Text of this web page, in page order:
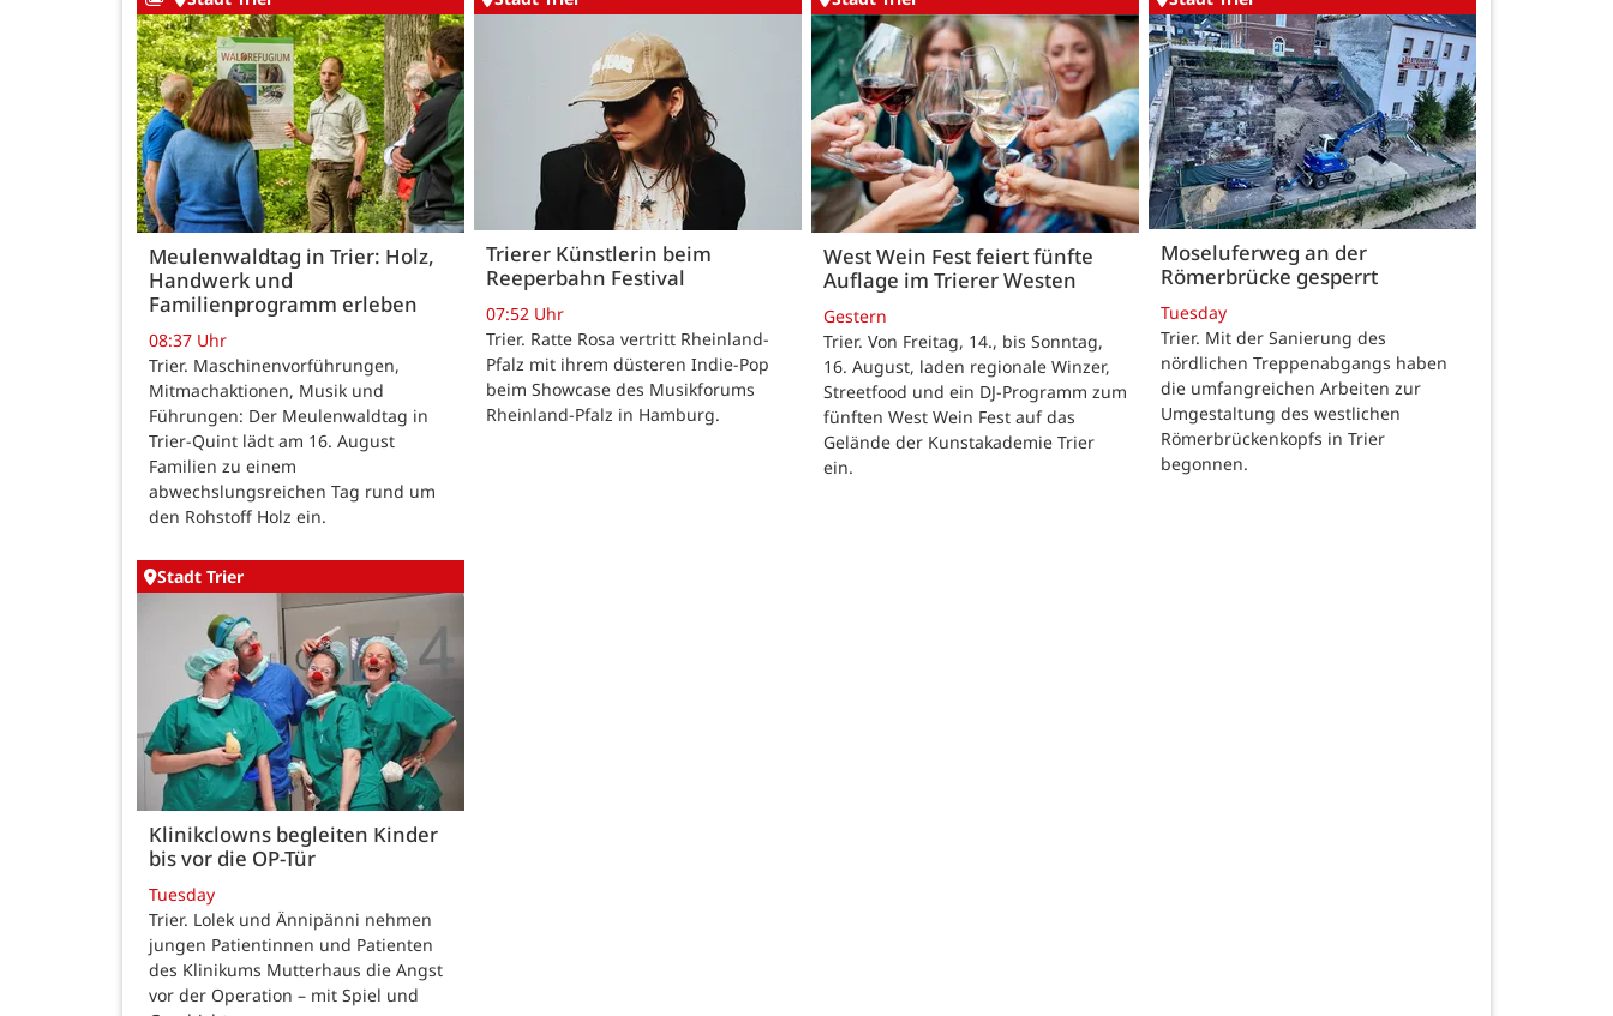
Meulenwaldtag in Trier: Holz,
Handwerk und
Familienprogramm erleben
08:37 Uhr
Trier. Maschinenvorführungen,
Mitmachaktionen, Musik und
Führungen: Der Meulenwaldtag in
Trier-Quint lädt am 16. August
Familien zu einem
abwechslungsreichen Tag rund um
den Rohstoff Holz ein.
Trierer Künstlerin beim
Reeperbahn Festival
07:52 Uhr
Trier. Ratte Rosa vertritt Rheinland-
Pfalz mit ihrem düsteren Indie-Pop
beim Showcase des Musikforums
Rheinland-Pfalz in Hamburg.
West Wein Fest feiert fünfte
Auflage im Trierer Westen
Gestern
Trier. Von Freitag, 14., bis Sonntag,
16. August, laden regionale Winzer,
Streetfood und ein DJ-Programm zum
fünften West Wein Fest auf das
Gelände der Kunstakademie Trier
ein.
Moseluferweg an der
Römerbrücke gesperrt
Tuesday
Trier. Mit der Sanierung des
nördlichen Treppenabgangs haben
die umfangreichen Arbeiten zur
Umgestaltung des westlichen
Römerbrückenkopfs in Trier
begonnen.
Stadt Trier
Klinikclowns begleiten Kinder
bis vor die OP-Tür
Tuesday
Trier. Lolek und Ännipänni nehmen
jungen Patientinnen und Patienten
des Klinikums Mutterhaus die Angst
vor der Operation – mit Spiel und